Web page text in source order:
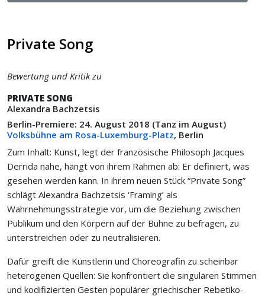
Private Song
Bewertung und Kritik zu
PRIVATE SONG
Alexandra Bachzetsis
Berlin-Premiere: 24. August 2018 (Tanz im August)
Volksbühne am Rosa-Luxemburg-Platz, Berlin
Zum Inhalt: Kunst, legt der französische Philosoph Jacques
Derrida nahe, hängt von ihrem Rahmen ab: Er definiert, was
gesehen werden kann. In ihrem neuen Stück “Private Song”
schlägt Alexandra Bachzetsis ‘Framing’ als
Wahrnehmungsstrategie vor, um die Beziehung zwischen
Publikum und den Körpern auf der Bühne zu befragen, zu
unterstreichen oder zu neutralisieren.
Dafür greift die Künstlerin und Choreografin zu scheinbar
heterogenen Quellen: Sie konfrontiert die singulären Stimmen
und kodifizierten Gesten populärer griechischer Rebetiko-